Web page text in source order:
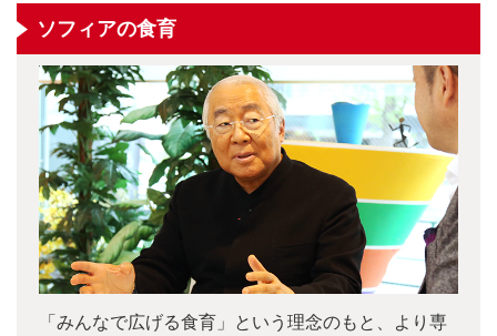
ソフィアの食育
「みんなで広げる食育」という理念のもと、より専